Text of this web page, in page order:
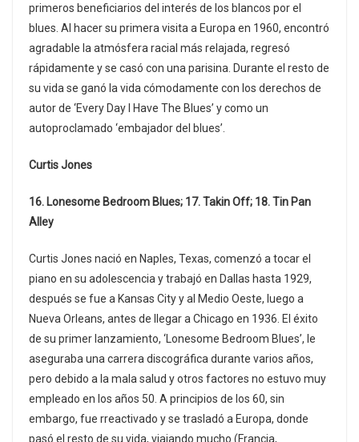
primeros beneficiarios del interés de los blancos por el
blues. Al hacer su primera visita a Europa en 1960, encontró
agradable la atmósfera racial más relajada, regresó
rápidamente y se casó con una parisina. Durante el resto de
su vida se ganó la vida cómodamente con los derechos de
autor de ‘Every Day I Have The Blues’ y como un
autoproclamado ‘embajador del blues’.
Curtis Jones
16. Lonesome Bedroom Blues; 17. Takin Off; 18. Tin Pan
Alley
Curtis Jones nació en Naples, Texas, comenzó a tocar el
piano en su adolescencia y trabajó en Dallas hasta 1929,
después se fue a Kansas City y al Medio Oeste, luego a
Nueva Orleans, antes de llegar a Chicago en 1936. El éxito
de su primer lanzamiento, ‘Lonesome Bedroom Blues’, le
aseguraba una carrera discográfica durante varios años,
pero debido a la mala salud y otros factores no estuvo muy
empleado en los años 50. A principios de los 60, sin
embargo, fue rreactivado y se trasladó a Europa, donde
pasó el resto de su vida, viajando mucho (Francia,